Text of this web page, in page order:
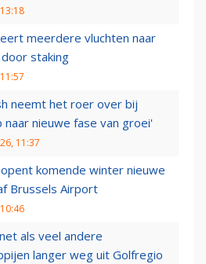
meerdere vluchten naar
staking
neemt het roer over bij
naar nieuwe fase van groei'
11:37
komende winter nieuwe
Brussels Airport
als veel andere
langer weg uit Golfregio